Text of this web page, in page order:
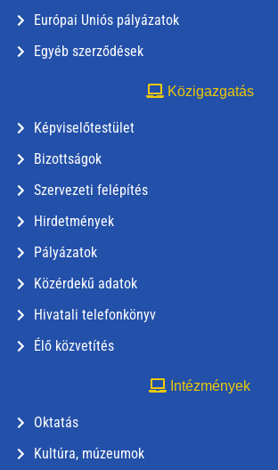
Európai Uniós pályázatok
Egyéb szerződések
Közigazgatás
Képviselőtestület
Bizottságok
Szervezeti felépítés
Hirdetmények
Pályázatok
Közérdekű adatok
Hivatali telefonkönyv
Élő közvetítés
Intézmények
Oktatás
Kultúra, múzeumok